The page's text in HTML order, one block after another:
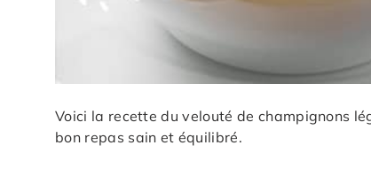
Voici la recette du velouté de champignons
bon repas sain et équilibré.